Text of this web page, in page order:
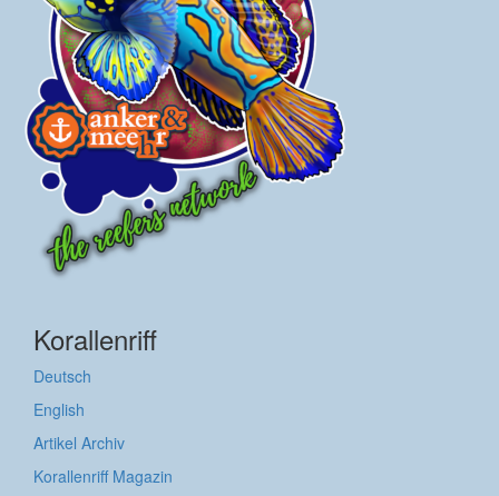
Korallenriff
Deutsch
English
Artikel Archiv
Korallenriff Magazin